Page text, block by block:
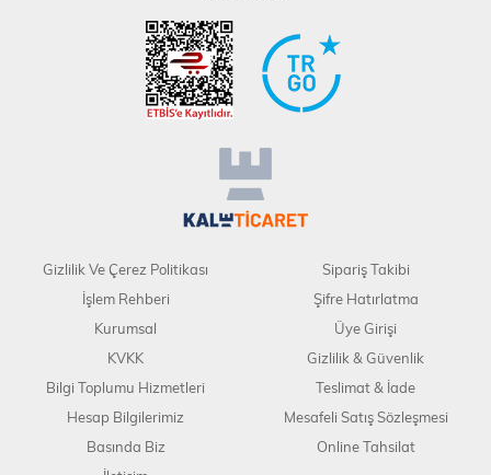
Gizlilik Ve Çerez Politikası
İşlem Rehberi
Kurumsal
KVKK
Bilgi Toplumu Hizmetleri
Hesap Bilgilerimiz
Basında Biz
Sipariş Takibi
Şifre Hatırlatma
Üye Girişi
Gizlilik & Güvenlik
Teslimat & İade
Mesafeli Satış Sözleşmesi
Online Tahsilat